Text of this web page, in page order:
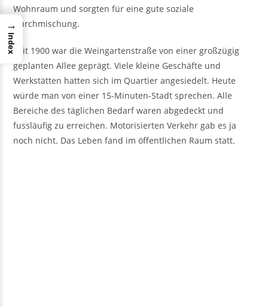
Wohnraum und sorgten für eine gute soziale
Durchmischung.
Seit 1900 war die Weingartenstraße von einer großzügig
geplanten Allee geprägt. Viele kleine Geschäfte und
Werkstätten hatten sich im Quartier angesiedelt. Heute
würde man von einer 15-Minuten-Stadt sprechen. Alle
Bereiche des täglichen Bedarf waren abgedeckt und
fussläufig zu erreichen. Motorisierten Verkehr gab es ja
noch nicht. Das Leben fand im öffentlichen Raum statt.
→
Index